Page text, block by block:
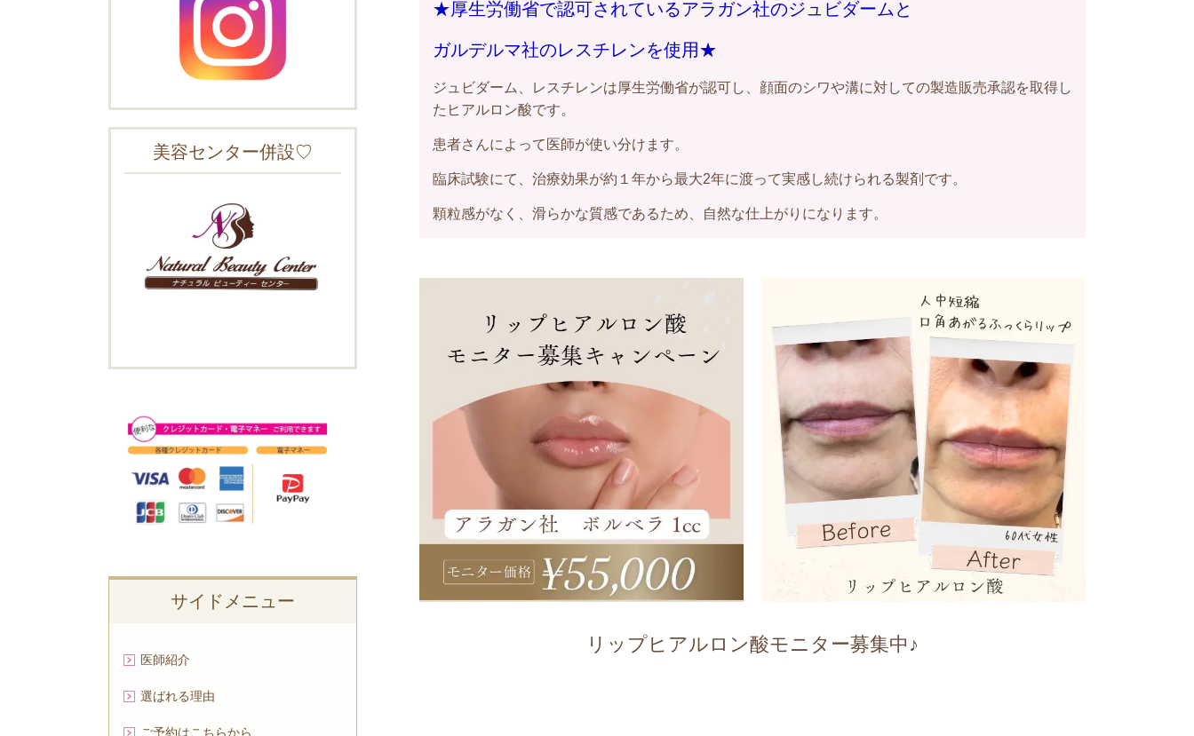
★厚生労働省で認可されているアラガン社のジュビダームと
ガルデルマ社のレスチレンを使用★
ジュビダーム、レスチレンは厚生労働省が認可し、顔面のシワや溝に対しての製造販売承認を取得し
たヒアルロン酸です。
患者さんによって医師が使い分けます。
臨床試験にて、治療効果が約１年から最大2年に渡って実感し続けられる製剤です。
顆粒感がなく、滑らかな質感であるため、自然な仕上がりになります。
リップヒアルロン酸モニター募集中♪
美容センター併設♡
サイドメニュー
医師紹介
選ばれる理由